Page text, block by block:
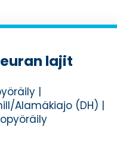
lajit
|
Alamäkiajo (DH) |